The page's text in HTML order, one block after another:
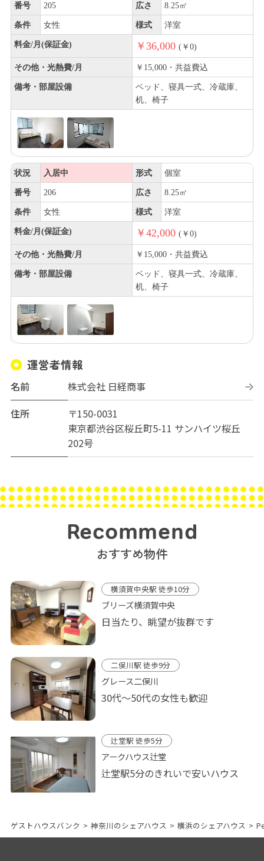
番号 205 広さ 8.25㎡
条件 女性 様式 洋室
料金/月(保証金) ￥36,000 (￥0)
その他・光熱費/月 ￥15,000・共益費込
備考・部屋設備
ベッド、寝具一式、冷蔵庫、
机、椅子
状況 入居中 形式 個室
番号 206 広さ 8.25㎡
条件 女性 様式 洋室
料金/月(保証金) ￥42,000 (￥0)
その他・光熱費/月 ￥15,000・共益費込
備考・部屋設備
ベッド、寝具一式、冷蔵庫、
机、椅子
運営者情報
名前
株式会社 日経商事
住所
〒150-0031
東京都渋谷区桜丘町5-11 サンハイツ桜丘
202号
Recommend
おすすめ物件
横須賀中央駅 徒歩10分
ブリーズ横須賀中央
日当たり、眺望が抜群です
二俣川駅 徒歩9分
グレース二俣川
30代〜50代の女性も歓迎
辻堂駅 徒歩5分
アークハウス辻堂
辻堂駅5分のきれいで安いハウス
ゲストハウスバンク > 神奈川のシェアハウス > 横浜のシェアハウス >